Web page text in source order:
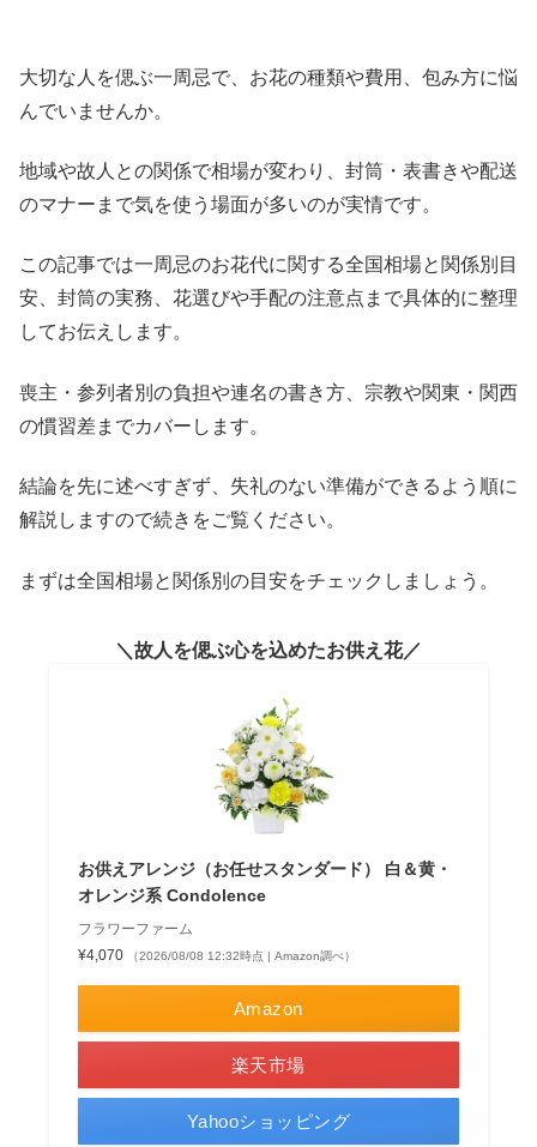
大切な人を偲ぶ一周忌で、お花の種類や費用、包み方に悩
んでいませんか。
地域や故人との関係で相場が変わり、封筒・表書きや配送
のマナーまで気を使う場面が多いのが実情です。
この記事では一周忌のお花代に関する全国相場と関係別目
安、封筒の実務、花選びや手配の注意点まで具体的に整理
してお伝えします。
喪主・参列者別の負担や連名の書き方、宗教や関東・関西
の慣習差までカバーします。
結論を先に述べすぎず、失礼のない準備ができるよう順に
解説しますので続きをご覧ください。
まずは全国相場と関係別の目安をチェックしましょう。
故人を偲ぶ心を込めたお供え花
お供えアレンジ（お任せスタンダード） 白＆黄・
オレンジ系 Condolence
フラワーファーム
¥4,070
（2026/08/08 12:32時点 | Amazon調べ）
Amazon
楽天市場
Yahooショッピング